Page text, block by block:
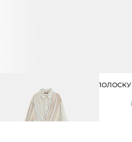
ПЛАТЬЕ-РУБАШКА МИДИ В ПОЛОСКУ
С ЗАПАХОМ
21 990 ₽